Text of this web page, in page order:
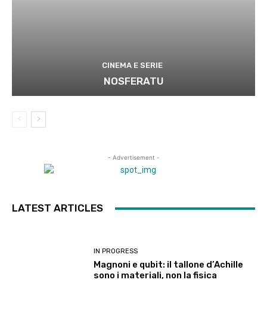
CINEMA E SERIE
NOSFERATU
- Advertisement -
LATEST ARTICLES
IN PROGRESS
Magnoni e qubit: il tallone d’Achille
sono i materiali, non la fisica